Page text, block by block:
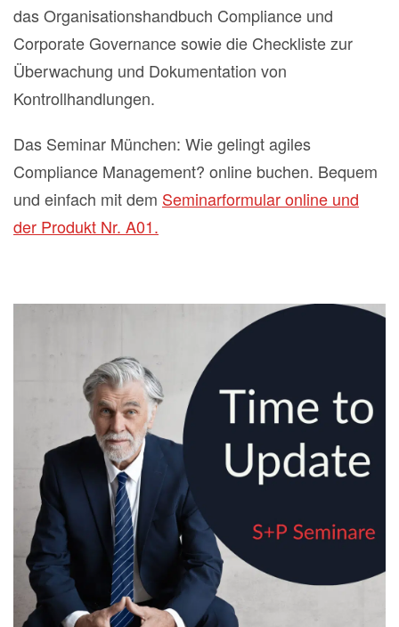
das Organisationshandbuch Compliance und
Corporate Governance sowie die Checkliste zur
Überwachung und Dokumentation von
Kontrollhandlungen.
Das Seminar München: Wie gelingt agiles
Compliance Management? online buchen. Bequem
und einfach mit dem Seminarformular online und
der Produkt Nr. A01.